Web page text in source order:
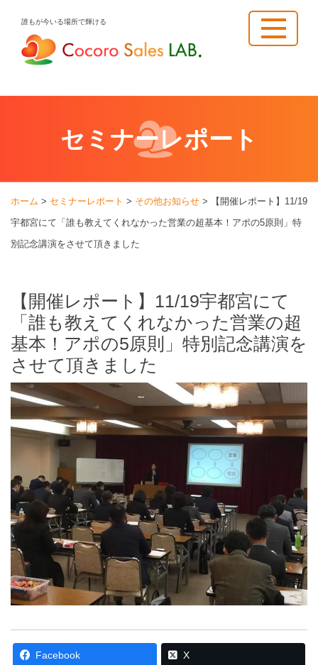
content
誰もが今いる場所で輝ける
セミナーレポート
ホーム > セミナーレポート > その他お知らせ >
【開催レポート】11/19
宇都宮にて「誰も教えてくれなかった営業の超基本！アポの5原則」特
別記念講演をさせて頂きました
【開催レポート】11/19宇都宮にて
「誰も教えてくれなかった営業の超
基本！アポの5原則」特別記念講演を
させて頂きました
Facebook X